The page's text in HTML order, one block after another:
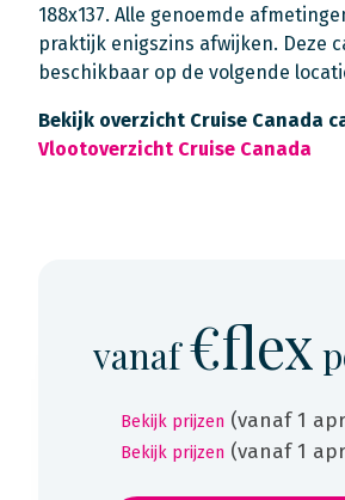
188x137. Alle genoemde
praktijk enigszins afwijken. Deze
beschikbaar op de volgende
Bekijk overzicht Cruise Canada
Vlootoverzicht Cruise Canada
vanaf€flex
Bekijk prijzen (vanaf 1
Bekijk prijzen (vanaf 1